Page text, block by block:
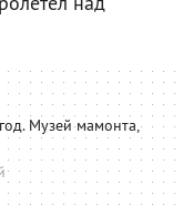
Музей мамонта,